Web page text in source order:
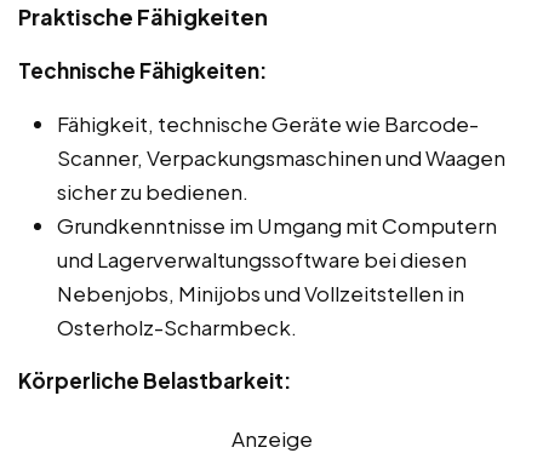
Praktische Fähigkeiten
Technische Fähigkeiten:
Fähigkeit, technische Geräte wie Barcode-
Scanner, Verpackungsmaschinen und Waagen
sicher zu bedienen.
Grundkenntnisse im Umgang mit Computern
und Lagerverwaltungssoftware bei diesen
Nebenjobs, Minijobs und Vollzeitstellen in
Osterholz-Scharmbeck.
Körperliche Belastbarkeit:
Anzeige